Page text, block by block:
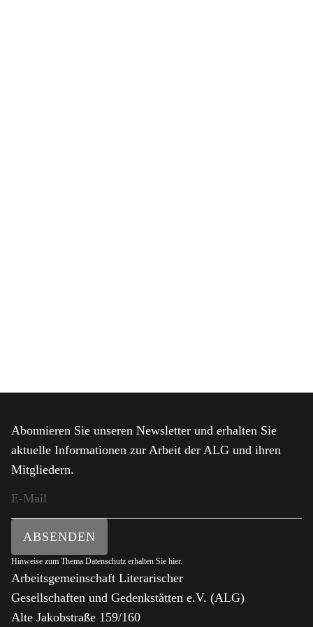
Abonnieren Sie unseren Newsletter und erhalten Sie
aktuelle Informationen zur Arbeit der ALG und ihren
Mitgliedern.
ABSENDEN
Hinweise zum Thema Datenschutz erhalten Sie hier.
Arbeitsgemeinschaft Literarischer
Gesellschaften und Gedenkstätten e.V. (ALG)
Alte Jakobstraße 159/160